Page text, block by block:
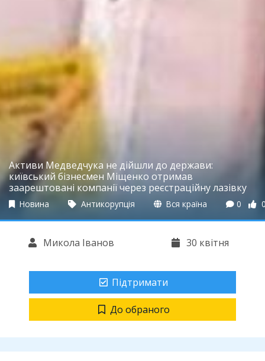
Активи Медведчука не дійшли до держави:
київський бізнесмен Міщенко отримав
заарештовані компанії через реєстраційну лазівку
Новина Антикорупція Вся країна 0
Микола Іванов 30 квітня
Підтримати
До обраного